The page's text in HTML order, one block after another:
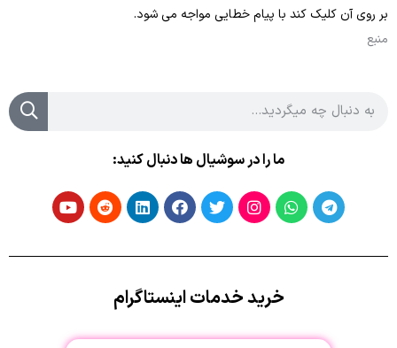
بر روی آن کلیک کند با پیام خطایی مواجه می ‌شود.
منبع
ما را در سوشیال ها دنبال کنید:
خرید خدمات اینستاگرام